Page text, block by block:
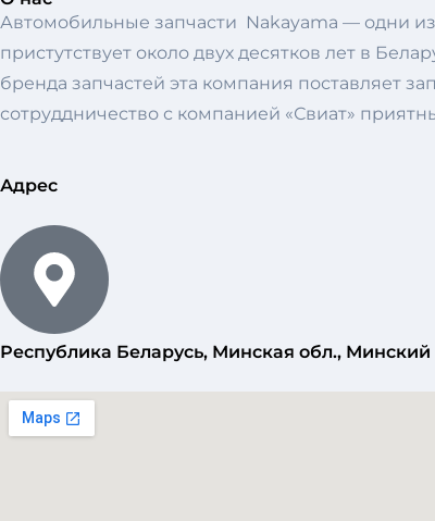
Автомобильные запчасти Nakayama — одни
пристутствует около двух десятков лет в
бренда запчастей эта компания поставляет
сотруддничество с компанией «Свиат»
Адрес
Республика Беларусь, Минская обл.,